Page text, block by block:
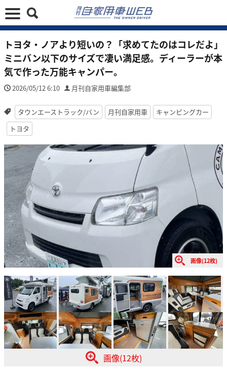
トヨタ・ノアより短いの？「求めてたのはコレだよ」
ミニバン以下のサイズで凄い満足感。ディーラーが本
気で作った万能キャンパー。
2026/05/12 6:10 月刊自家用車編集部
タウンエーストラック/バン 月刊自家用車
キャンピングカー
トヨタ
画像(12枚)
画像(12枚)